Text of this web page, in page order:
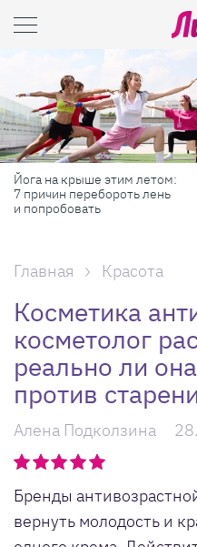
Готовь как шеф-повар: 6
профессиональных
секретов, которые помогут
Главная Красота
Косметика
косметолог
реально ли
против
Алена Подколзина
Бренды
вернуть молодость и